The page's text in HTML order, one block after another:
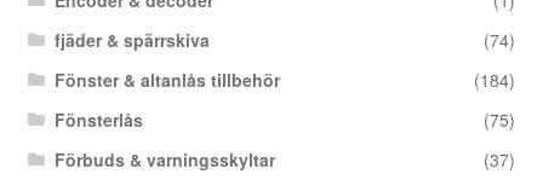
fjäder & spärrskiva
(74)
Fönster & altanlås tillbehör
(184)
Fönsterlås
(75)
Förbuds & varningsskyltar
(37)